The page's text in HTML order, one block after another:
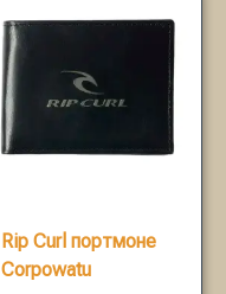
Rip Curl портмоне
Corpowatu